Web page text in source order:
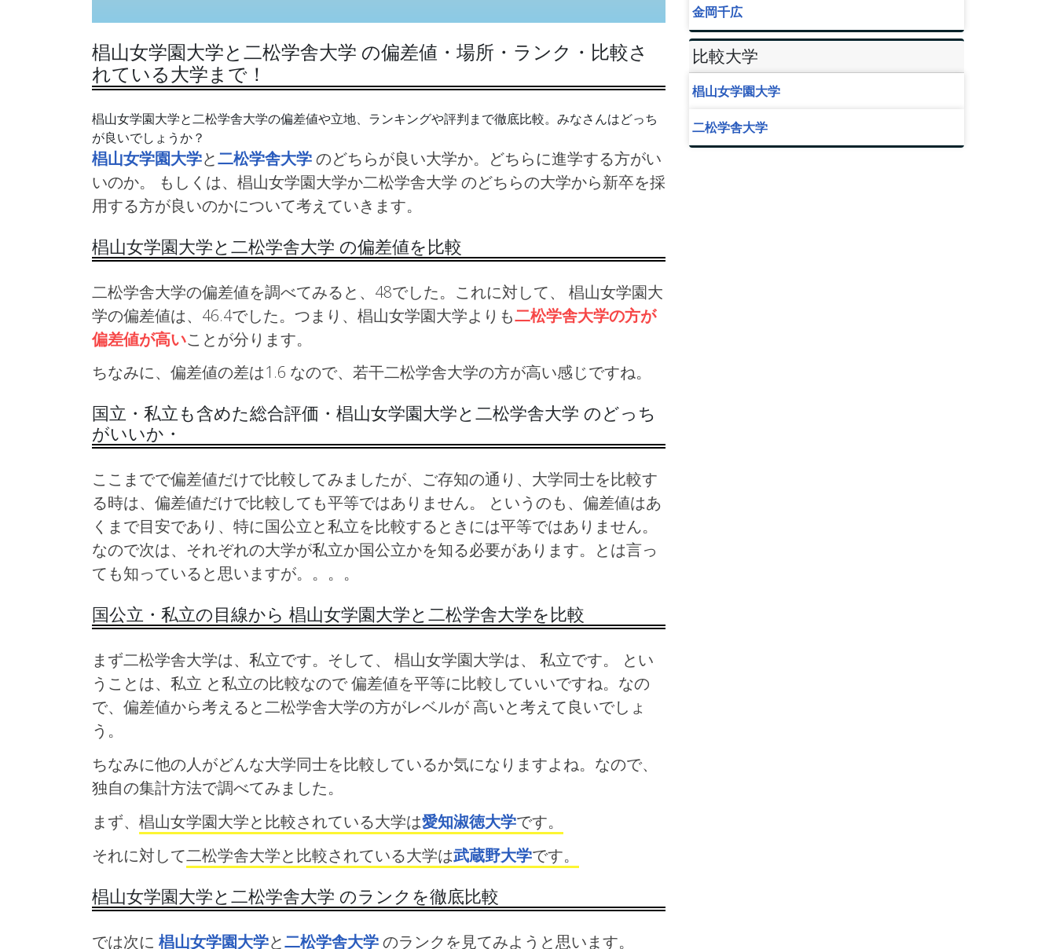
椙山女学園大学と二松学舎大学 の偏差値・場所・ランク・比較さ
れている大学まで！
椙山女学園大学と二松学舎大学の偏差値や立地、ランキングや評判まで徹底比較。みなさんはどっち
が良いでしょうか？
椙山女学園大学と二松学舎大学のどちらが良い大学か。どちらに進学する方がい
いのか。 もしくは、椙山女学園大学か二松学舎大学 のどちらの大学から新卒を採
用する方が良いのかについて考えていきます。
椙山女学園大学と二松学舎大学 の偏差値を比較
二松学舎大学の偏差値を調べてみると、48でした。これに対して、 椙山女学園大
学の偏差値は、46.4でした。つまり、椙山女学園大学よりも二松学舎大学の方が
偏差値が高いことが分ります。
ちなみに、偏差値の差は1.6 なので、若干二松学舎大学の方が高い感じですね。
国立・私立も含めた総合評価・椙山女学園大学と二松学舎大学 のどっち
がいいか・
ここまでで偏差値だけで比較してみましたが、ご存知の通り、大学同士を比較す
る時は、偏差値だけで比較しても平等ではありません。 というのも、偏差値はあ
くまで目安であり、特に国公立と私立を比較するときには平等ではありません。
なので次は、それぞれの大学が私立か国公立かを知る必要があります。とは言っ
ても知っていると思いますが。。。。
国公立・私立の目線から 椙山女学園大学と二松学舎大学を比較
まず二松学舎大学は、私立です。そして、 椙山女学園大学は、 私立です。 とい
うことは、私立 と私立の比較なので 偏差値を平等に比較していいですね。なの
で、偏差値から考えると二松学舎大学の方がレベルが 高いと考えて良いでしょ
う。
ちなみに他の人がどんな大学同士を比較しているか気になりますよね。なので、
独自の集計方法で調べてみました。
まず、 椙山女学園大学と比較されている大学は愛知淑徳大学です。
それに対して二松学舎大学と比較されている大学は武蔵野大学です。
椙山女学園大学と二松学舎大学 のランクを徹底比較
では次に 椙山女学園大学と二松学舎大学のランクを見てみようと思います。
金岡千広
比較大学
椙山女学園大学
二松学舎大学